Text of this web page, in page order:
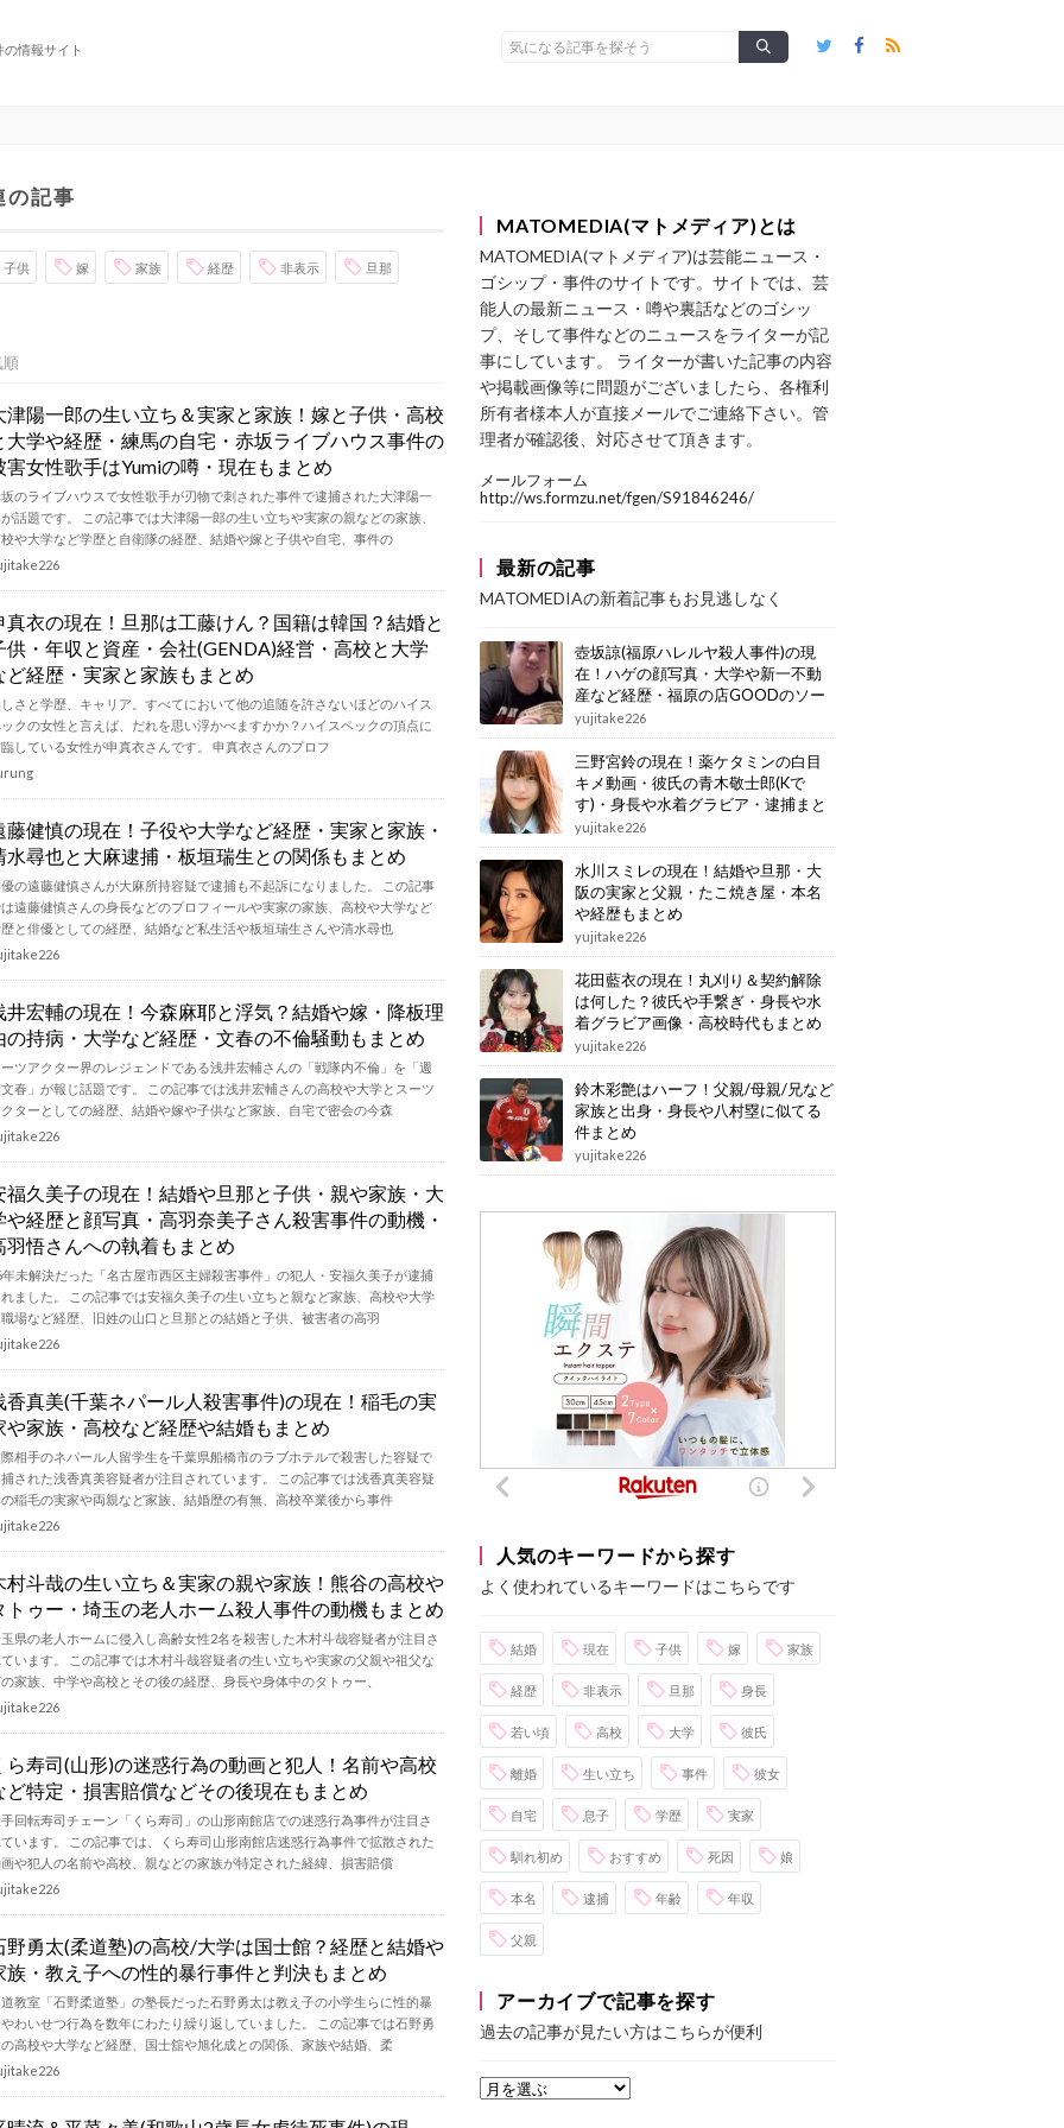
情報サイト
の記事
子供 嫁 家族 経歴 非表示 旦那
順
津陽一郎の生い立ち＆実家と家族！嫁と子供・高校
大学や経歴・練馬の自宅・赤坂ライブハウス事件の
害女性歌手はYumiの噂・現在もまとめ
のライブハウスで女性歌手が刃物で刺された事件で逮捕された大津陽一
話題です。 この記事では大津陽一郎の生い立ちや実家の親などの家族、
や大学など学歴と自衛隊の経歴、結婚や嫁と子供や自宅、事件の
真衣の現在！旦那は工藤けん？国籍は韓国？結婚と
供・年収と資産・会社(GENDA)経営・高校と大学
ど経歴・実家と家族もまとめ
さと学歴、キャリア。すべてにおいて他の追随を許さないほどのハイス
クの女性と言えば、だれを思い浮かべますかか？ハイスペックの頂点に
している女性が申真衣さんです。 申真衣さんのプロフ
藤健慎の現在！子役や大学など経歴・実家と家族・
水尋也と大麻逮捕・板垣瑞生との関係もまとめ
の遠藤健慎さんが大麻所持容疑で逮捕も不起訴になりました。 この記事
遠藤健慎さんの身長などのプロフィールや実家の家族、高校や大学など
と俳優としての経歴、結婚など私生活や板垣瑞生さんや清水尋也
井宏輔の現在！今森麻耶と浮気？結婚や嫁・降板理
の持病・大学など経歴・文春の不倫騒動もまとめ
ツアクター界のレジェンドである浅井宏輔さんの「戦隊内不倫」を「週
春」が報じ話題です。 この記事では浅井宏輔さんの高校や大学とスーツ
ターとしての経歴、結婚や嫁や子供など家族、自宅で密会の今森
福久美子の現在！結婚や旦那と子供・親や家族・大
や経歴と顔写真・高羽奈美子さん殺害事件の動機・
羽悟さんへの執着もまとめ
年未解決だった「名古屋市西区主婦殺害事件」の犯人・安福久美子が逮捕
ました。 この記事では安福久美子の生い立ちと親など家族、高校や大学
場など経歴、旧姓の山口と旦那との結婚と子供、被害者の高羽
香真美(千葉ネパール人殺害事件)の現在！稲毛の実
や家族・高校など経歴や結婚もまとめ
相手のネパール人留学生を千葉県船橋市のラブホテルで殺害した容疑で
された浅香真美容疑者が注目されています。 この記事では浅香真美容疑
稲毛の実家や両親など家族、結婚歴の有無、高校卒業後から事件
村斗哉の生い立ち＆実家の親や家族！熊谷の高校や
トゥー・埼玉の老人ホーム殺人事件の動機もまとめ
県の老人ホームに侵入し高齢女性2名を殺害した木村斗哉容疑者が注目さ
います。 この記事では木村斗哉容疑者の生い立ちや実家の父親や祖父な
家族、中学や高校とその後の経歴、身長や身体中のタトゥー、
ら寿司(山形)の迷惑行為の動画と犯人！名前や高校
ど特定・損害賠償などその後現在もまとめ
回転寿司チェーン「くら寿司」の山形南館店での迷惑行為事件が注目さ
います。 この記事では、くら寿司山形南館店迷惑行為事件で拡散された
や犯人の名前や高校、親などの家族が特定された経緯、損害賠償
野勇太(柔道塾)の高校/大学は国士館？経歴と結婚や
族・教え子への性的暴行事件と判決もまとめ
教室「石野柔道塾」の塾長だった石野勇太は教え子の小学生らに性的暴
わいせつ行為を数年にわたり繰り返していました。 この記事では石野勇
高校や大学など経歴、国士舘や旭化成との関係、家族や結婚、柔
MATOMEDIA(マトメディア)とは
MATOMEDIA(マトメディア)は芸能ニュース・
ゴシップ・事件のサイトです。サイトでは、芸
能人の最新ニュース・噂や裏話などのゴシッ
プ、そして事件などのニュースをライターが記
事にしています。 ライターが書いた記事の内容
や掲載画像等に問題がございましたら、各権利
所有者様本人が直接メールでご連絡下さい。管
理者が確認後、対応させて頂きます。
メールフォーム
http://ws.formzu.net/fgen/S91846246/
最新の記事
MATOMEDIAの新着記事もお見逃しなく
壺坂諒(福原ハレルヤ殺人事件)の現
在！ハゲの顔写真・大学や新一不動
産など経歴・福原の店GOODのソー
プ嬢殺害の動機・爆サイでの犯行予
告もまとめ
yujitake226
三野宮鈴の現在！薬ケタミンの白目
キメ動画・彼氏の青木敬士郎(Kで
す)・身長や水着グラビア・逮捕まと
め
yujitake226
水川スミレの現在！結婚や旦那・大
阪の実家と父親・たこ焼き屋・本名
や経歴もまとめ
yujitake226
花田藍衣の現在！丸刈り＆契約解除
は何した？彼氏や手繋ぎ・身長や水
着グラビア画像・高校時代もまとめ
yujitake226
鈴木彩艶はハーフ！父親/母親/兄など
家族と出身・身長や八村塁に似てる
件まとめ
yujitake226
人気のキーワードから探す
よく使われているキーワードはこちらです
結婚 現在 子供 嫁 家族
経歴 非表示 旦那 身長
若い頃 高校 大学 彼氏
離婚 生い立ち 事件 彼女
自宅 息子 学歴 実家
馴れ初め おすすめ 死因 娘
本名 逮捕 年齢 年収
父親
アーカイブで記事を探す
過去の記事が見たい方はこちらが便利